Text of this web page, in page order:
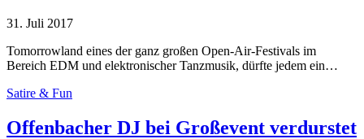
31. Juli 2017
Tomorrowland eines der ganz großen Open-Air-Festivals im
Bereich EDM und elektronischer Tanzmusik, dürfte jedem ein…
Satire & Fun
Offenbacher DJ bei Großevent verdurstet